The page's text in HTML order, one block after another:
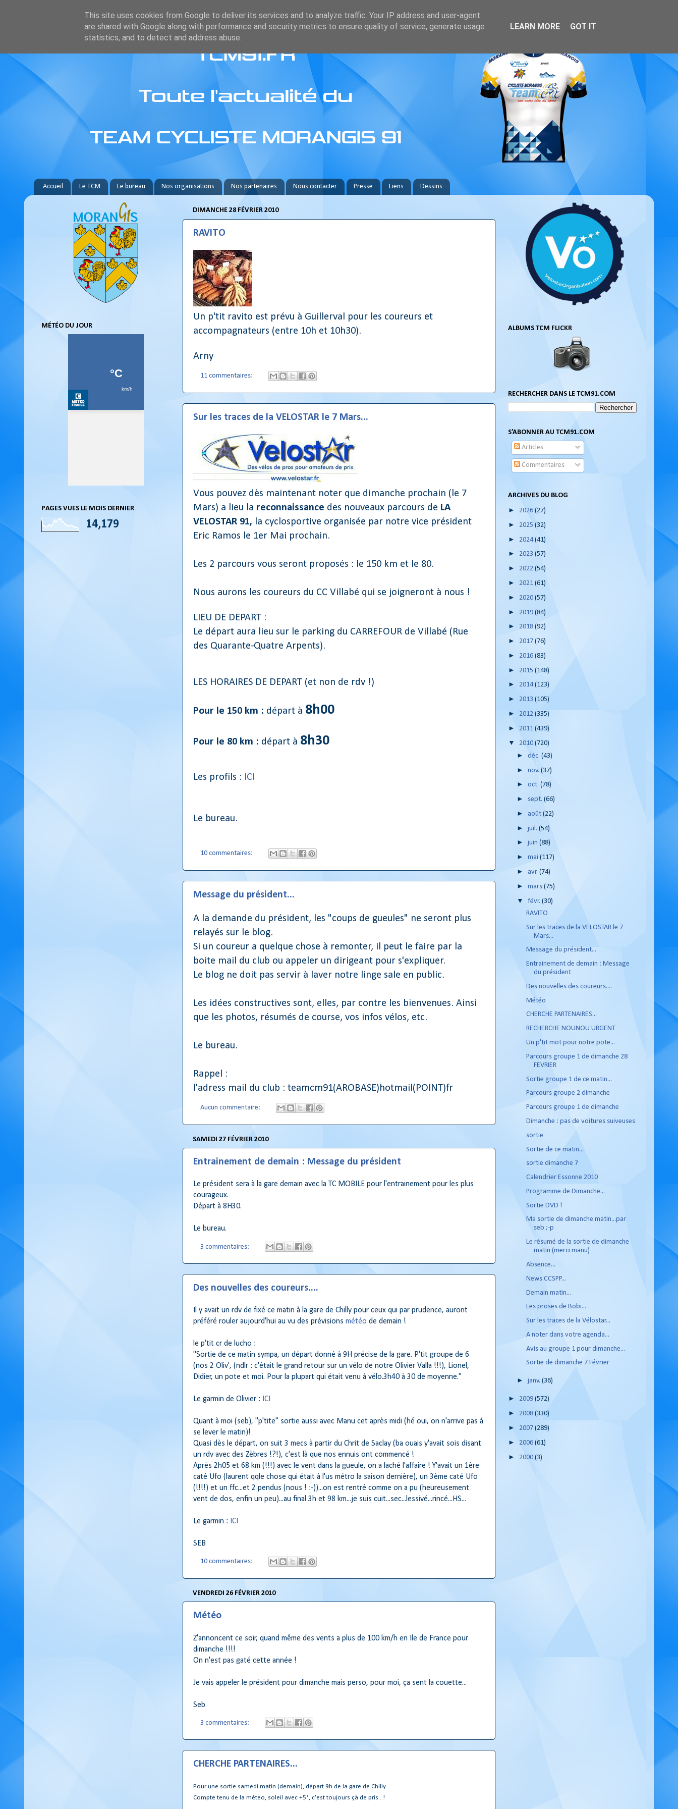
Accueil Le TCM Le bureau Nos organisations Nos partenaires Nous contacter Presse Liens Dessins
DIMANCHE 28 FÉVRIER 2010
RAVITO
Un p'tit ravito est prévu à Guillerval pour les coureurs et
accompagnateurs (entre 10h et 10h30).
Arny
11 commentaires:
Sur les traces de la VELOSTAR le 7 Mars...
Vous pouvez dès maintenant noter que dimanche prochain (le 7
Mars) a lieu la reconnaissance des nouveaux parcours de LA
VELOSTAR 91, la cyclosportive organisée par notre vice président
Eric Ramos le 1er Mai prochain.
Les 2 parcours vous seront proposés : le 150 km et le 80.
Nous aurons les coureurs du CC Villabé qui se joigneront à nous !
LIEU DE DEPART :
Le départ aura lieu sur le parking du CARREFOUR de Villabé (Rue
des Quarante-Quatre Arpents).
LES HORAIRES DE DEPART (et non de rdv !)
Pour le 150 km : départ à 8h00
Pour le 80 km : départ à 8h30
Les profils : ICI
Le bureau.
10 commentaires:
Message du président...
A la demande du président, les "coups de gueules" ne seront plus
relayés sur le blog.
Si un coureur a quelque chose à remonter, il peut le faire par la
boite mail du club ou appeler un dirigeant pour s'expliquer.
Le blog ne doit pas servir à laver notre linge sale en public.
Les idées constructives sont, elles, par contre les bienvenues. Ainsi
que les photos, résumés de course, vos infos vélos, etc.
Le bureau.
Rappel :
l'adress mail du club : teamcm91(AROBASE)hotmail(POINT)fr
Aucun commentaire:
SAMEDI 27 FÉVRIER 2010
Entrainement de demain : Message du président
Le président sera à la gare demain avec la TC MOBILE pour l'entrainement pour les plus
courageux.
Départ à 8H30.
Le bureau.
3 commentaires:
Des nouvelles des coureurs....
Il y avait un rdv de fixé ce matin à la gare de Chilly pour ceux qui par prudence, auront
préféré rouler aujourd'hui au vu des prévisions météo de demain !
le p'tit cr de lucho :
"Sortie de ce matin sympa, un départ donné à 9H précise de la gare. P'tit groupe de 6
(nos 2 Oliv', (ndlr : c'était le grand retour sur un vélo de notre Olivier Valla !!!), Lionel,
Didier, un pote et moi. Pour la plupart qui était venu à vélo.3h40 à 30 de moyenne."
Le garmin de Olivier : ICI
Quant à moi (seb), "p'tite" sortie aussi avec Manu cet après midi (hé oui, on n'arrive pas à
se lever le matin)!
Quasi dès le départ, on suit 3 mecs à partir du Chrit de Saclay (ba ouais y'avait sois disant
un rdv avec des Zèbres !?!), c'est là que nos ennuis ont commencé !
Après 2h05 et 68 km (!!!) avec le vent dans la gueule, on a laché l'affaire ! Y'avait un 1ère
caté Ufo (laurent qqle chose qui était à l'us métro la saison dernière), un 3ème caté Ufo
(!!!!) et un ffc...et 2 pendus (nous ! :-))...on est rentré comme on a pu (heureusement
vent de dos, enfin un peu)...au final 3h et 98 km...je suis cuit...sec...lessivé...rincé...HS...
Le garmin : ICI
SEB
10 commentaires:
VENDREDI 26 FÉVRIER 2010
Météo
Z'annoncent ce soir, quand même des vents a plus de 100 km/h en Ile de France pour
dimanche !!!!
On n'est pas gaté cette année !
Je vais appeler le président pour dimanche mais perso, pour moi, ça sent la couette...
Seb
3 commentaires:
CHERCHE PARTENAIRES...
Pour une sortie samedi matin (demain), départ 9h de la gare de Chilly.
Compte tenu de la méteo, soleil avec +5°, c'est toujours çà de pris...!
MÉTÉO DU JOUR
PAGES VUES LE MOIS DERNIER
14,179
ALBUMS TCM FLICKR
RECHERCHER DANS LE TCM91.COM
S’ABONNER AU TCM91.COM
Articles
Commentaires
ARCHIVES DU BLOG
► 2026 (27)
► 2025 (32)
► 2024(41)
► 2023 (57)
► 2022 (54)
► 2021 (61)
► 2020 (57)
► 2019 (84)
► 2018 (92)
► 2017 (76)
► 2016 (83)
► 2015 (148)
► 2014(123)
► 2013 (105)
► 2012 (335)
► 2011 (439)
▼ 2010 (720)
►déc.(43)
►nov.(37)
►oct.(78)
► sept.(66)
► août(22)
►juil.(54)
►juin(88)
►mai(117)
► avr.(74)
►mars(75)
▼févr.(30)
RAVITO
Sur les traces de la VELOSTAR le 7
Mars...
Message du président...
Entrainement de demain : Message
du président
Des nouvelles des coureurs....
Météo
CHERCHE PARTENAIRES...
RECHERCHE NOUNOU URGENT
Un p'tit mot pour notre pote...
Parcours groupe 1 de dimanche 28
FEVRIER
Sortie groupe 1 de ce matin...
Parcours groupe 2 dimanche
Parcours groupe 1 de dimanche
Dimanche : pas de voitures suiveuses
sortie
Sortie de ce matin...
sortie dimanche ?
Calendrier Essonne 2010
Programme de Dimanche...
Sortie DVD !
Ma sortie de dimanche matin...par
seb ;-p
Le résumé de la sortie de dimanche
matin (merci manu)
Absence...
News CCSPP...
Demain matin...
Les proses de Bobi...
Sur les traces de la Vélostar...
A noter dans votre agenda...
Avis au groupe 1 pour dimanche...
Sortie de dimanche 7 Février
►janv.(36)
► 2009 (572)
► 2008 (330)
► 2007 (289)
► 2006 (61)
► 2000 (3)
This site uses cookies from Google to deliver its services and to analyze traffic. Your IP address and user-agent
are shared with Google along with performance and security metrics to ensure quality of service, generate usage
statistics, and to detect and address abuse.
LEARN MORE GOT IT